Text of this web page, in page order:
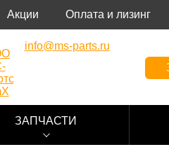
Акции Оплата и лизинг
info@ms-parts.ru
ЗАПЧАСТИ